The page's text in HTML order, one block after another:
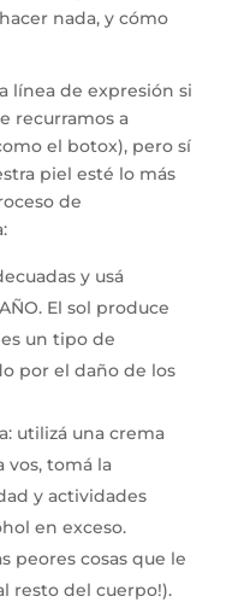
nada, y cómo
línea de expresión si
recurramos a
el botox), pero sí
piel esté lo más
de
y usá
El sol produce
un tipo de
por el daño de los
utilizá una crema
vos, tomá la
y actividades
en exceso.
peores cosas que le
resto del cuerpo!).